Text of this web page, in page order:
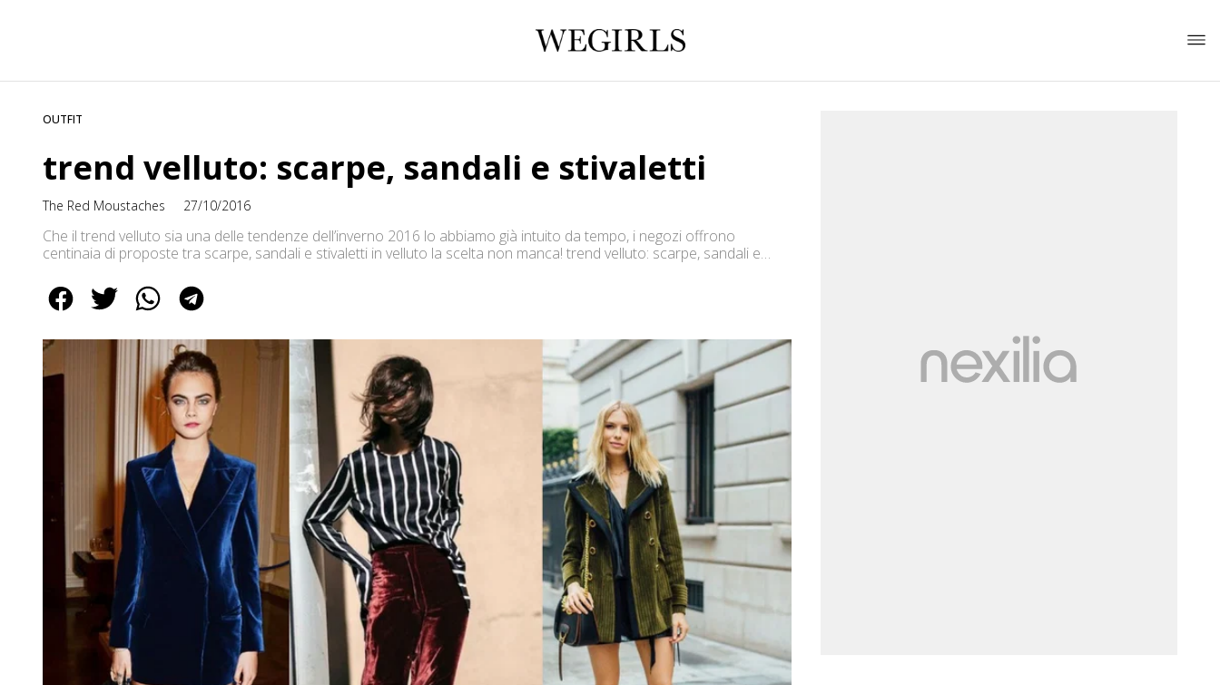
OUTFIT
trend velluto: scarpe, sandali e stivaletti
The Red Moustaches 27/10/2016
Che il trend velluto sia una delle tendenze dell’inverno 2016 lo abbiamo già intuito da tempo, i negozi offrono
centinaia di proposte tra scarpe, sandali e stivaletti in velluto la scelta non manca! trend velluto: scarpe, sandali e